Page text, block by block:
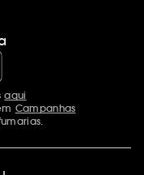
aqui
Campanhas